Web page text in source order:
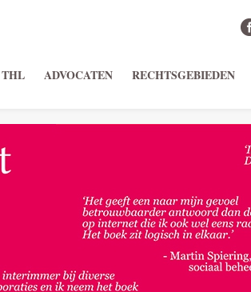
THL ADVOCATEN RECHTSGEBIEDEN